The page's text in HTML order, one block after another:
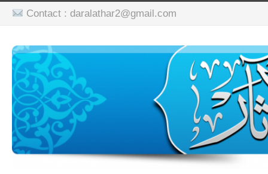
Contact : daralathar2@gmail.com